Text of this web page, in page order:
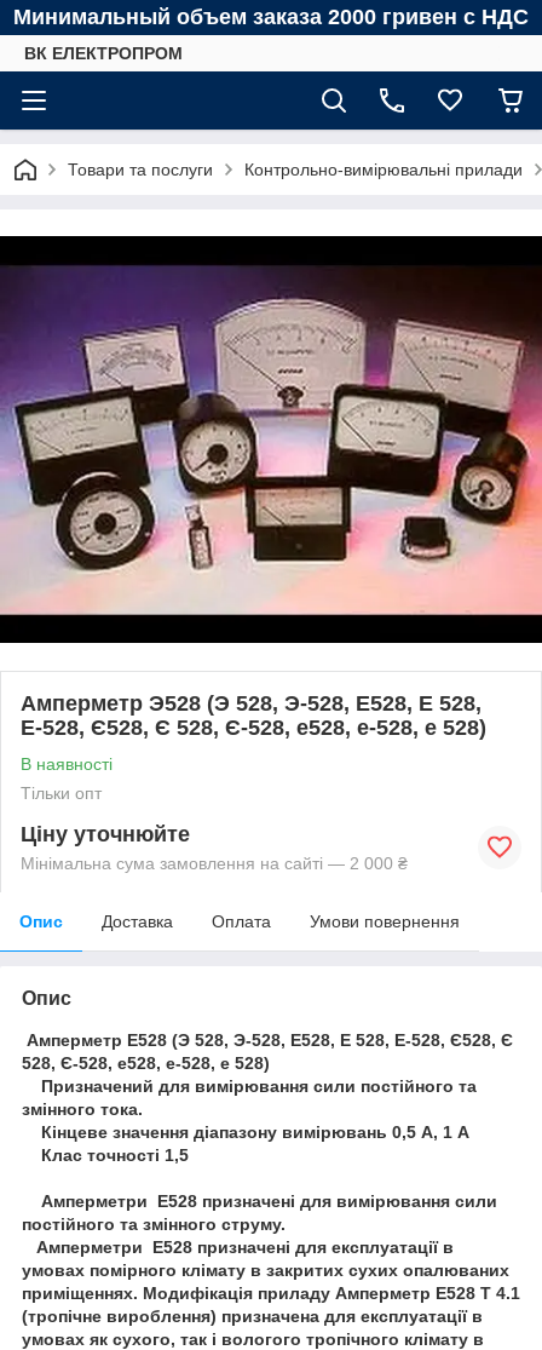
Минимальный объем заказа 2000 гривен с НДС
ВК ЕЛЕКТРОПРОМ
Товари та послуги Контрольно-вимірювальні прилади
Амперметр Э528 (Э 528, Э-528, Е528, Е 528,
Е-528, Є528, Є 528, Є-528, e528, e-528, e 528)
В наявності
Тільки опт
Ціну уточнюйте
Мінімальна сума замовлення на сайті — 2 000 ₴
Опис Доставка Оплата Умови повернення
Опис
Амперметр Е528 (Э 528, Э-528, Е528, Е 528, Е-528, Є528, Є
528, Є-528, e528, e-528, e 528)
Призначений для вимірювання сили постійного та
змінного тока.
Кінцеве значення діапазону вимірювань 0,5 А, 1 А
Клас точності 1,5
Амперметри Е528 призначені для вимірювання сили
постійного та змінного струму.
Амперметри Е528 призначені для експлуатації в
умовах помірного клімату в закритих сухих опалюваних
приміщеннях. Модифікація приладу Амперметр Е528 Т 4.1
(тропічне вироблення) призначена для експлуатації в
умовах як сухого, так і вологого тропічного клімату в